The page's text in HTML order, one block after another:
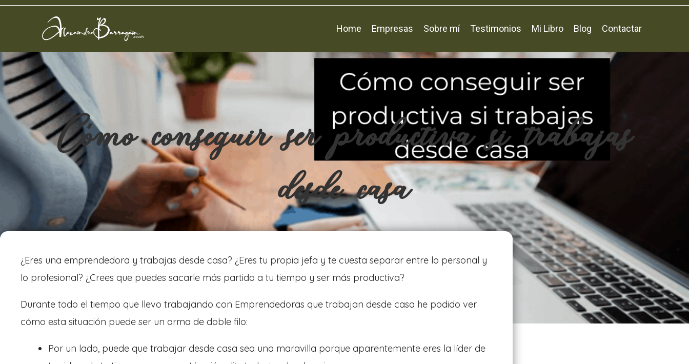
Home Empresas Sobre mí Testimonios Mi Libro Blog Contactar
Cómo conseguir ser productiva si trabajas
desde casa
¿Eres una emprendedora y trabajas desde casa? ¿Eres tu propia jefa y te cuesta separar entre lo personal y
lo profesional? ¿Crees que puedes sacarle más partido a tu tiempo y ser más productiva?
Durante todo el tiempo que llevo trabajando con Emprendedoras que trabajan desde casa he podido ver
cómo esta situación puede ser un arma de doble filo:
Por un lado, puede que trabajar desde casa sea una maravilla porque aparentemente eres la líder de